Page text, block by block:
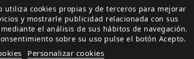
utiliza cookies propias y de terceros para mejorar
y mostrarle publicidad relacionada con sus
el análisis de sus hábitos de navegación.
sobre su uso pulse el botón Acepto.
Personalizar cookies